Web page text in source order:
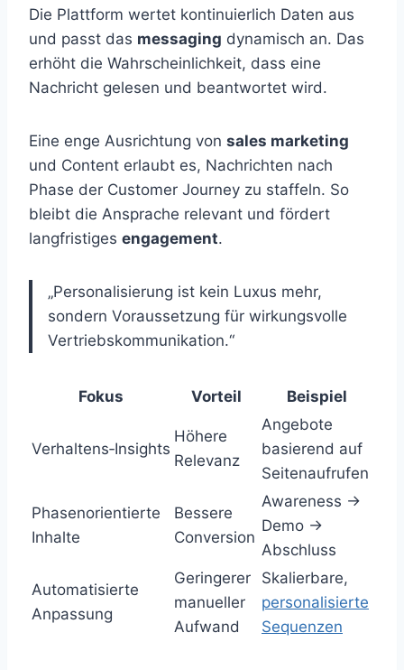
Die Plattform wertet kontinuierlich Daten aus
und passt das messaging dynamisch an. Das
erhöht die Wahrscheinlichkeit, dass eine
Nachricht gelesen und beantwortet wird.
Eine enge Ausrichtung von sales marketing
und Content erlaubt es, Nachrichten nach
Phase der Customer Journey zu staffeln. So
bleibt die Ansprache relevant und fördert
langfristiges engagement.
„Personalisierung ist kein Luxus mehr,
sondern Voraussetzung für wirkungsvolle
Vertriebskommunikation.“
Fokus Vorteil Beispiel
Verhaltens‑Insights
Höhere
Relevanz
Angebote
basierend auf
Seitenaufrufen
Phasenorientierte
Inhalte
Bessere
Conversion
Awareness →
Demo →
Abschluss
Automatisierte
Anpassung
Geringerer
manueller
Aufwand
Skalierbare,
personalisierte
Sequenzen